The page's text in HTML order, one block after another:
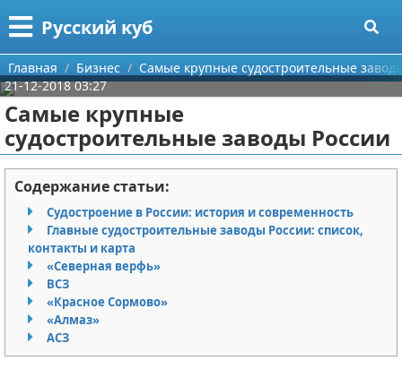
Русский куб
Меню
Главная
Категории
Программирование
Бизнес
Красота
Мода
Отношения
Самосовершенствование
Поиск
О проекте
Контакты
Сотрудничество
Размещение рекламы
Для правообладателей
Главная Бизнес
Самые крупные судостроительные
21-12-2018 03:27
Самые крупные
судостроительные заводы России
Содержание статьи:
Судостроение в России: история и современность
Главные судостроительные заводы России: список,
контакты и карта
«Северная верфь»
ВСЗ
«Красное Сормово»
«Алмаз»
АСЗ